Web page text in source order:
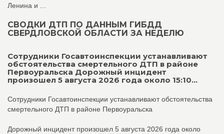
Ленина и ...
СВОДКИ ДТП ПО ДАННЫМ ГИБДД
СВЕРДЛОВСКОЙ ОБЛАСТИ ЗА НЕДЕЛЮ
Сотрудники Госавтоинспекции устанавливают
обстоятельства смертельного ДТП в районе
Первоуральска Дорожный инцидент
произошел 5 августа 2026 года около 15:10...
Сотрудники Госавтоинспекции устанавливают обстоятельства
смертельного ДТП в районе Первоуральска
Дорожный инцидент произошел 5 августа 2026 года около